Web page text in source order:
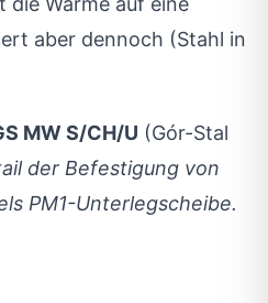
aber dennoch (Stahl in
MW S/CH/U (Gór-Stal
der Befestigung von
PM1-Unterlegscheibe.